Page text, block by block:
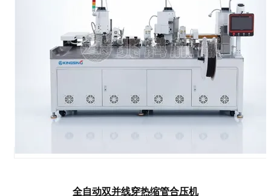
全自动双并线穿热缩管合压机